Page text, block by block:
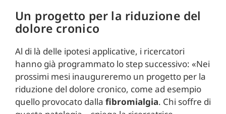
Un progetto per la riduzione del
dolore cronico
Al di là delle ipotesi applicative, i ricercatori
hanno già programmato lo step successivo: «Nei
prossimi mesi inaugureremo un progetto per la
riduzione del dolore cronico, come ad esempio
quello provocato dalla fibromialgia. Chi soffre di